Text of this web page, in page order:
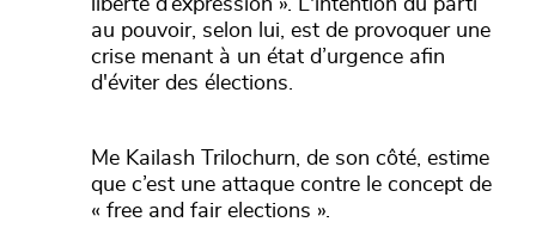
liberté d’expression ». L'intention du parti
au pouvoir, selon lui, est de provoquer une
crise menant à un état d’urgence afin
d'éviter des élections.
Me Kailash Trilochurn, de son côté, estime
que c’est une attaque contre le concept de
« free and fair elections ».